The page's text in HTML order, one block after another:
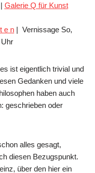
Galerie Q für Kunst
e n | Vernissage So,
ist eigentlich trivial und
Gedanken und viele
haben auch
geschrieben oder
alles gesagt,
diesen Bezugspunkt.
über den hier ein